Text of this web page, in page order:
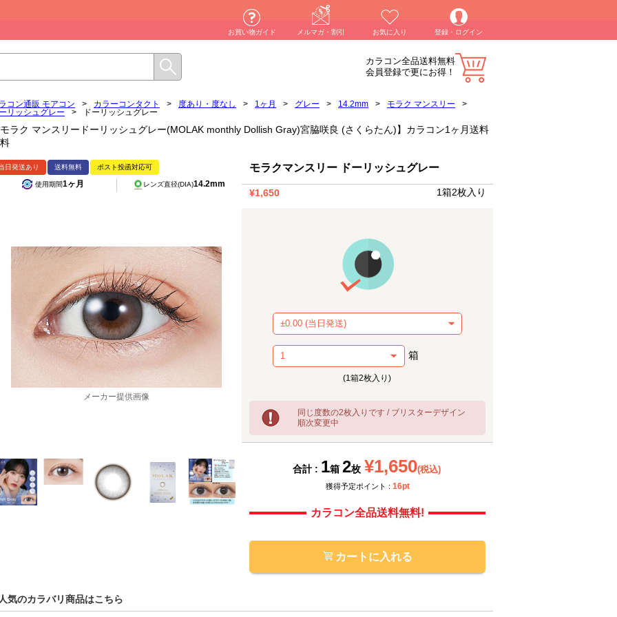
お買い物ガイド メルマガ・割引 お気に入り 登録・ログイン
カラコン全品送料無料
会員登録で更にお得！
コン通販 モアコン > カラーコンタクト > 度あり・度なし > 1ヶ月 > グレー > 14.2mm > モラク マンスリー
>
リッシュグレー
> ドーリッシュグレー
ラク マンスリードーリッシュグレー(MOLAK monthly Dollish Gray)宮脇咲良 (さくらたん)】カラコン1ヶ月送料
日発送あり 送料無料 ポスト投函対応可
使用期間1ヶ月 レンズ直径(DIA)14.2mm
メーカー提供画像
モラクマンスリー ドーリッシュグレー
¥1,650 1箱2枚入り
箱
(1箱2枚入り)
同じ度数の2枚入りです / ブリスターデザイン
順次変更中
合計 : 1箱 2枚 ¥1,650(税込)
獲得予定ポイント : 16pt
カラコン全品送料無料!
カートに入れる
気のカラバリ商品はこちら